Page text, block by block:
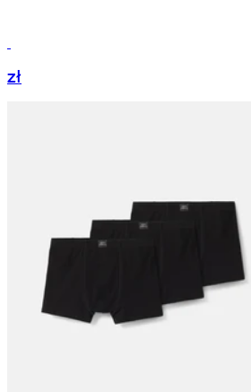
zł